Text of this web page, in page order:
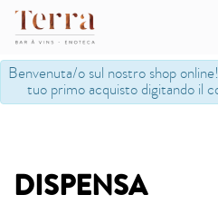
Benvenuta/o sul nostro shop
tuo primo acquisto digitando il
DISPENSA